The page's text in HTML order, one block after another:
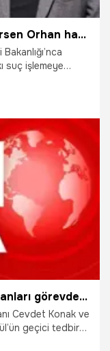
Tunceli Belediyesi Eş Başkanı Birsen Orhan hakkında karar verildi
suç işlemeye
Tunceli ve Ovacık Belediye başkanları görevden uzaklaştırıldı
Cevdet Konak ve
geçici tedbir